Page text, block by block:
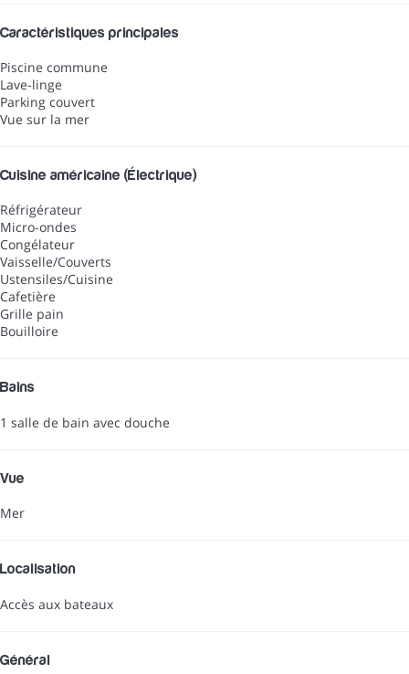
Caractéristiques principales
Piscine commune
Lave-linge
Parking couvert
Vue sur la mer
Cuisine américaine (Électrique)
Réfrigérateur
Micro-ondes
Congélateur
Vaisselle/Couverts
Ustensiles/Cuisine
Cafetière
Grille pain
Bouilloire
Bains
1 salle de bain avec douche
Vue
Mer
Localisation
Accès aux bateaux
Général